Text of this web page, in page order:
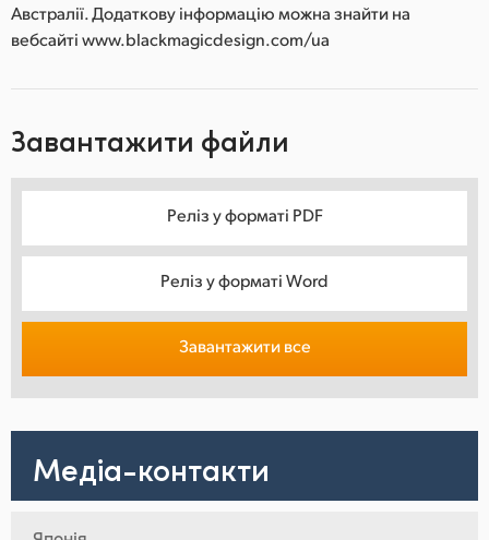
Австралії. Додаткову інформацію можна знайти на
вебсайті www.blackmagicdesign.com/ua
Завантажити файли
Реліз у форматі PDF
Реліз у форматі Word
Завантажити все
Медіа-контакти